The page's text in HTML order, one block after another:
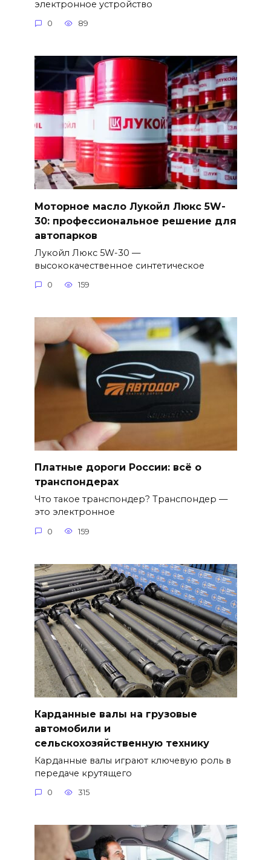
электронное устройство
0 89
Моторное масло Лукойл Люкс 5W-
30: профессиональное решение для
автопарков
Лукойл Люкс 5W-30 —
высококачественное синтетическое
0 159
Платные дороги России: всё о
транспондерах
Что такое транспондер? Транспондер —
это электронное
0 159
Карданные валы на грузовые
автомобили и
сельскохозяйственную технику
Карданные валы играют ключевую роль в
передаче крутящего
0 315